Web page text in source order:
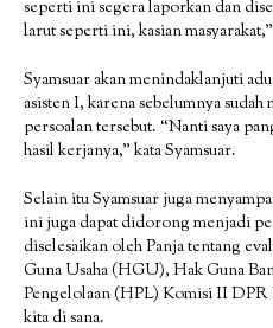
seperti ini segera laporkan dan
larut seperti ini, kasian
Syamsuar akan menindaklanjuti
asisten I, karena sebelumnya
persoalan tersebut. “Nanti saya
hasil kerjanya,” kata Syamsuar.
Selain itu Syamsuar juga
ini juga dapat didorong menjadi
diselesaikan oleh Panja tentang
Guna Usaha (HGU), Hak Guna
Pengelolaan (HPL) Komisi II DPR
kita di sana.